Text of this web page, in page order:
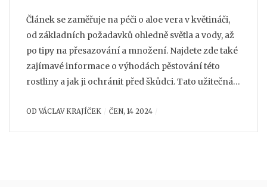
Článek se zaměřuje na péči o aloe vera v květináči,
od základních požadavků ohledně světla a vody, až
po tipy na přesazování a množení. Najdete zde také
zajímavé informace o výhodách pěstování této
rostliny a jak ji ochránit před škůdci. Tato užitečná
informace k tomu, aby vaše aloe vera prospívala.
ODVÁCLAV KRAJÍČEK ČEN, 14 2024